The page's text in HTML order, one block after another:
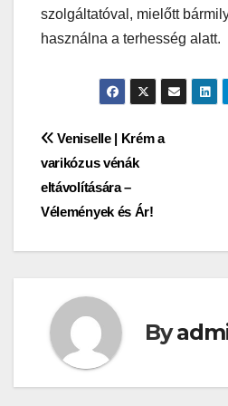
szolgáltatóval, mielőtt
használna a terhesség alatt.
Bejegyzés
navigáció
Veniselle | Krém a
varikózus vénák
eltávolítására –
Vélemények és Ár!
By